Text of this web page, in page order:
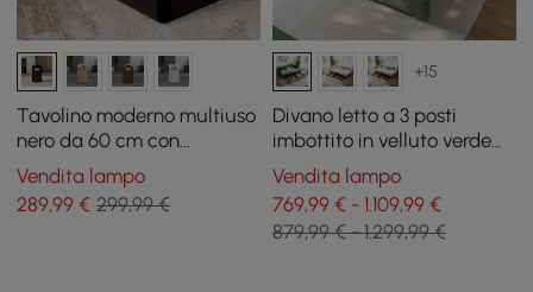
Tavolino moderno multiuso
nero da 60 cm con
portariviste
Vendita lampo
289,99 € 299,99 €
+15
Divano letto a 3 posti
imbottito in velluto verde
con contenitore e cuscini,
200 cm
Vendita lampo
769,99 € - 1.109,99 €
879,99 € - 1.299,99 €